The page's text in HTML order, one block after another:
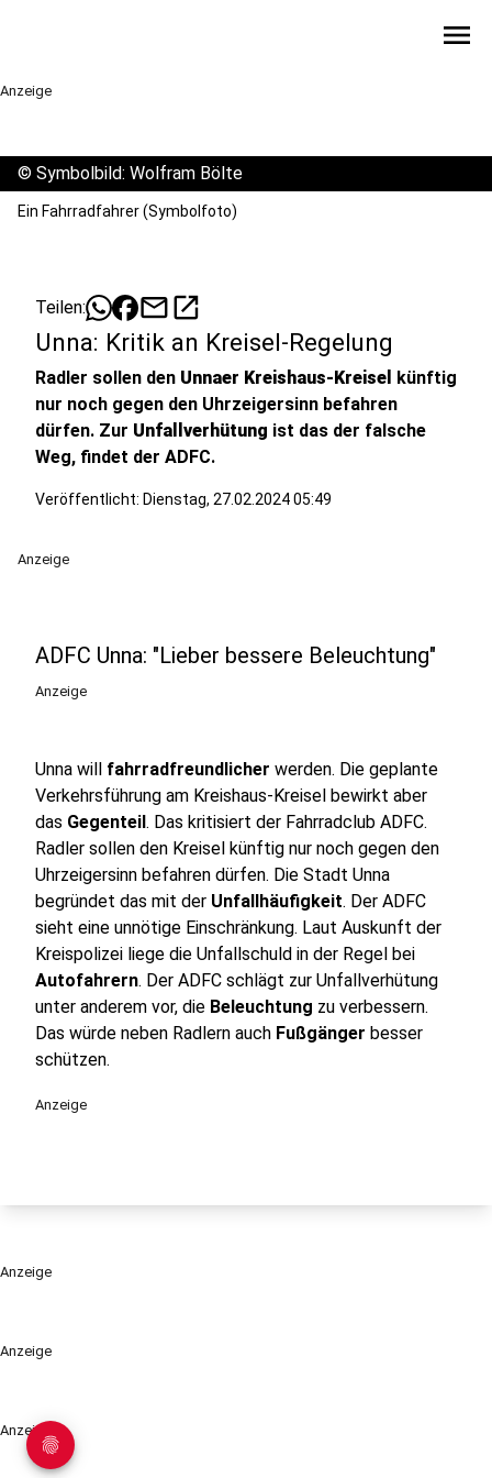
menu
Anzeige
Anzeige
Anzeige
© Symbolbild: Wolfram Bölte
Ein Fahrradfahrer (Symbolfoto)
Teilen: mailopen_in_new
Unna: Kritik an Kreisel-Regelung
Radler sollen den Unnaer Kreishaus-Kreisel künftig
nur noch gegen den Uhrzeigersinn befahren
dürfen. Zur Unfallverhütung ist das der falsche
Weg, findet der ADFC.
Veröffentlicht: Dienstag, 27.02.2024 05:49
Anzeige
ADFC Unna: "Lieber bessere Beleuchtung"
Anzeige
Unna will fahrradfreundlicher werden. Die geplante
Verkehrsführung am Kreishaus-Kreisel bewirkt aber
das Gegenteil. Das kritisiert der Fahrradclub ADFC.
Radler sollen den Kreisel künftig nur noch gegen den
Uhrzeigersinn befahren dürfen. Die Stadt Unna
begründet das mit der Unfallhäufigkeit. Der ADFC
sieht eine unnötige Einschränkung. Laut Auskunft der
Kreispolizei liege die Unfallschuld in der Regel bei
Autofahrern. Der ADFC schlägt zur Unfallverhütung
unter anderem vor, die Beleuchtung zu verbessern.
Das würde neben Radlern auch Fußgänger besser
schützen.
Anzeige
Anzeige